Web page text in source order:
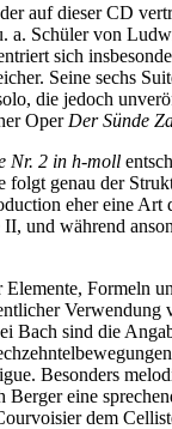
auf dieser CD
Schüler von
sich
Seine sechs
die jedoch
Oper Der Sünde
Nr. 2 in h-moll
genau der
eher eine
und während
Formeln
Verwendung
sind die
Besonders
eine
dem